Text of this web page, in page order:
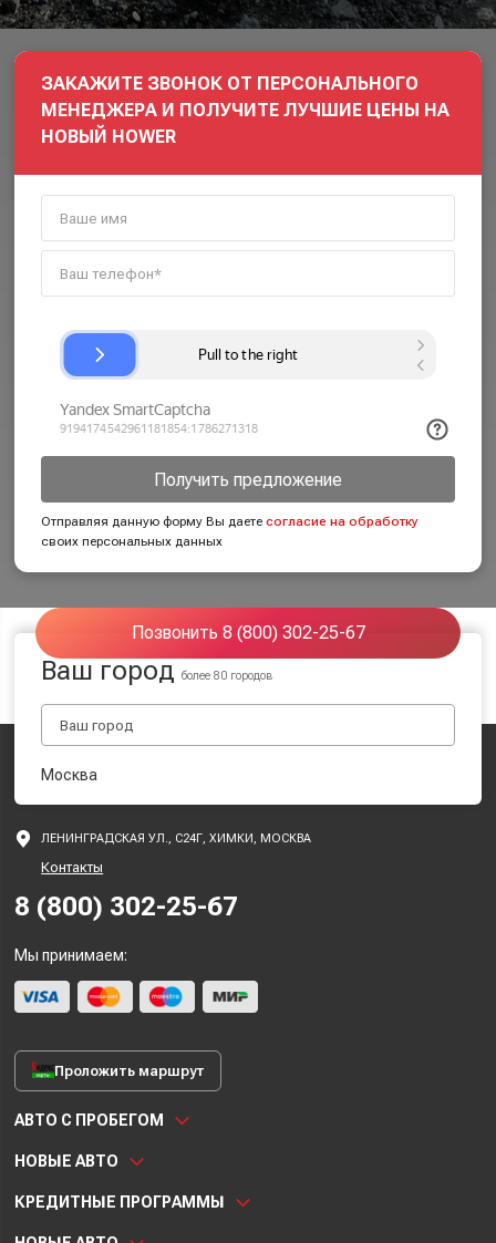
ЗАКАЖИТЕ ЗВОНОК ОТ ПЕРСОНАЛЬНОГО
МЕНЕДЖЕРА И ПОЛУЧИТЕ ЛУЧШИЕ ЦЕНЫ НА
НОВЫЙ HOWER
Получить предложение
Отправляя данную форму Вы даетесогласие на обработку
своих персональных данных
Позвонить 8 (800) 302-25-67
Ваш городболее 80 городов
Москва
ЛЕНИНГРАДСКАЯ УЛ., С24Г, ХИМКИ, МОСКВА
Контакты
8 (800) 302-25-67
Мы принимаем:
Проложить маршрут
АВТО С ПРОБЕГОМ
НОВЫЕ АВТО
КРЕДИТНЫЕ ПРОГРАММЫ